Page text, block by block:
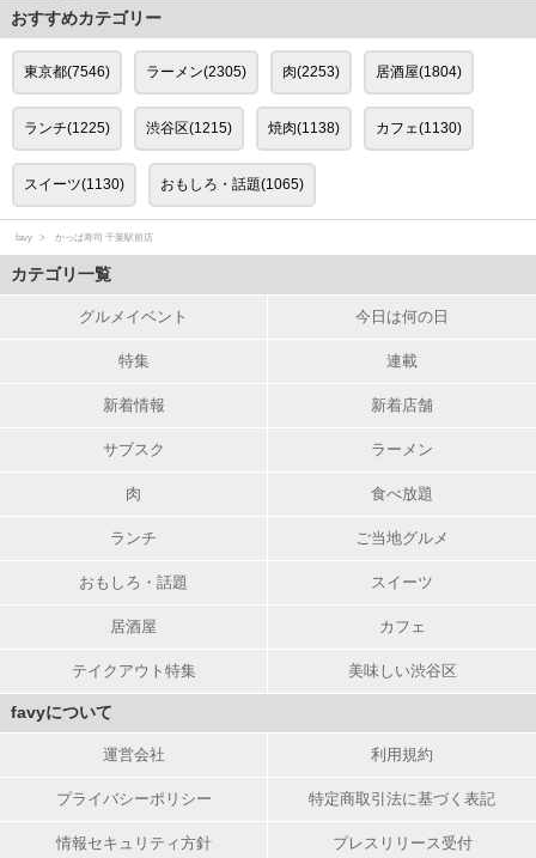
おすすめカテゴリー
東京都(7546) ラーメン(2305) 肉(2253) 居酒屋(1804)
ランチ(1225) 渋谷区(1215) 焼肉(1138) カフェ(1130)
スイーツ(1130) おもしろ・話題(1065)
favy かっぱ寿司 千葉駅前店
カテゴリ一覧
グルメイベント 今日は何の日
特集 連載
新着情報 新着店舗
サブスク ラーメン
肉 食べ放題
ランチ ご当地グルメ
おもしろ・話題 スイーツ
居酒屋 カフェ
テイクアウト特集 美味しい渋谷区
favyについて
運営会社 利用規約
プライバシーポリシー 特定商取引法に基づく表記
情報セキュリティ方針 プレスリリース受付